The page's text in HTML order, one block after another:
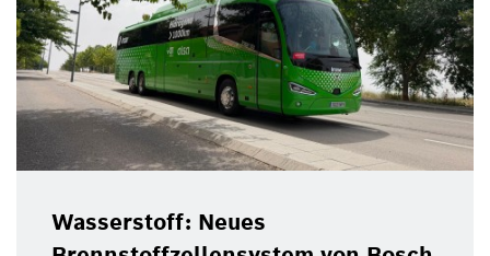
Wasserstoff: Neues